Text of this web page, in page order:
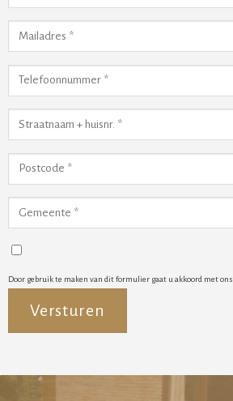
Door gebruik te maken van dit formulier gaat u akkoord met ons